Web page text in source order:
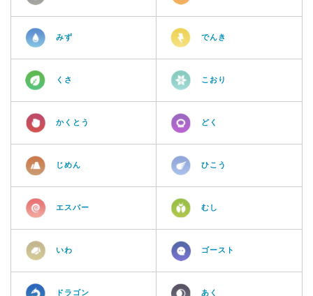
みず でんき
くさ こおり
かくとう どく
じめん ひこう
エスパー むし
いわ ゴースト
ドラゴン あく